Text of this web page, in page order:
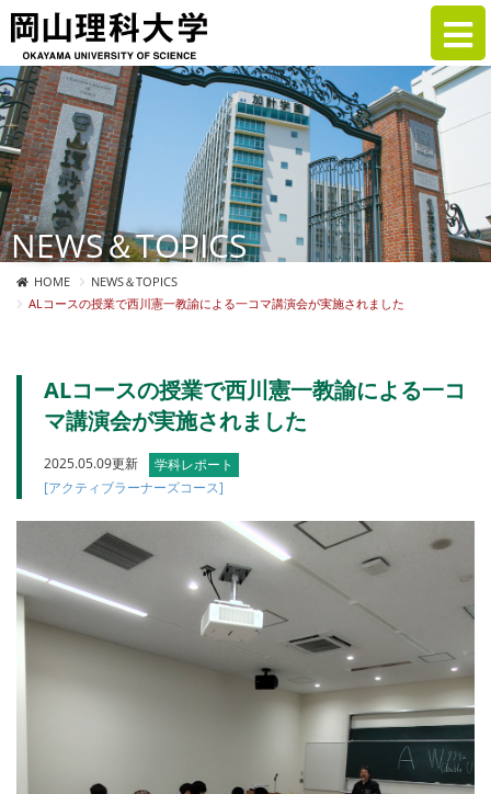
NEWS＆TOPICS
HOME
NEWS＆TOPICS
ALコースの授業で西川憲一教諭による一コマ講演会が実施されました
ALコースの授業で西川憲一教諭による一コ
マ講演会が実施されました
2025.05.09更新
学科レポート
[アクティブラーナーズコース]